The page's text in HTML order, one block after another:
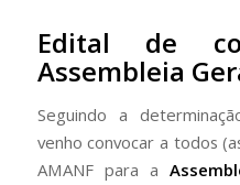
Edital de
Assembleia
Seguindo a
venho convocar a todos
AMANF para a